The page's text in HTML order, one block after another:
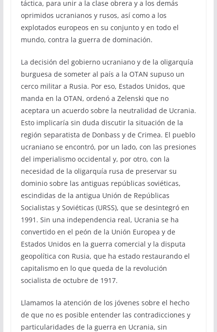
táctica, para unir a la clase obrera y a los demás
oprimidos ucranianos y rusos, así como a los
explotados europeos en su conjunto y en todo el
mundo, contra la guerra de dominación.
La decisión del gobierno ucraniano y de la oligarquía
burguesa de someter al país a la OTAN supuso un
cerco militar a Rusia. Por eso, Estados Unidos, que
manda en la OTAN, ordenó a Zelenski que no
aceptara un acuerdo sobre la neutralidad de Ucrania.
Esto implicaría sin duda discutir la situación de la
región separatista de Donbass y de Crimea. El pueblo
ucraniano se encontró, por un lado, con las presiones
del imperialismo occidental y, por otro, con la
necesidad de la oligarquía rusa de preservar su
dominio sobre las antiguas repúblicas soviéticas,
escindidas de la antigua Unión de Repúblicas
Socialistas y Soviéticas (URSS), que se desintegró en
1991. Sin una independencia real, Ucrania se ha
convertido en el peón de la Unión Europea y de
Estados Unidos en la guerra comercial y la disputa
geopolítica con Rusia, que ha estado restaurando el
capitalismo en lo que queda de la revolución
socialista de octubre de 1917.
Llamamos la atención de los jóvenes sobre el hecho
de que no es posible entender las contradicciones y
particularidades de la guerra en Ucrania, sin